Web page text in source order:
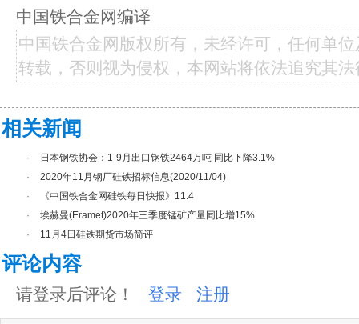
中国铁合金网编译
中国铁合金网版权所有，未经许可，任何单
转载，否则视为侵权，本网站将依法追究其
相关新闻
·
日本钢铁协会：1-9月出口钢铁2464万吨 同比下降3.1%
·
2020年11月钢厂硅铁招标信息(2020/11/04)
·
《中国铁合金网硅铁每日快报》11.4
·
埃赫曼(Eramet)2020年三季度锰矿产量同比增15%
·
11月4日硅铁期货市场简评
评论内容
请登录后评论！ 登录 注册